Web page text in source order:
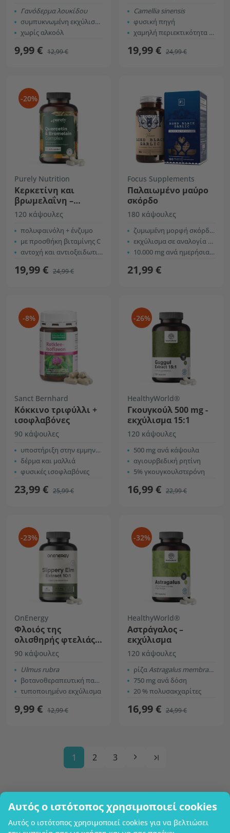
Αυτός ο ιστότοπος χρησιμοποιεί cookies
Αυτός ο ιστότοπος χρησιμοποιεί cookies για να βελτιώσει
Γανόδερμα λουκίδου
συμπυκνωμένη εκχύλιση 4:1
χωρίς αλκοόλ
9,99 € 12,99 €
Camellia sinensis
φυσική πηγή
χαμηλή περιεκτικότητα σε καφεΐνη
19,99 € 24,99 €
-20%
Purely Nutrition
Κερκετίνη και
βρωμελαΐνη –
σύμπλεγμα για το
ανοσοποιητικό
σύστημα
120 κάψουλες
πολυφαινόλη + ένζυμο
με προσθήκη βιταμίνης C
αντοχή και αντιοξειδωτική προστασία
19,99 € 24,99 €
Focus Supplements
Παλαιωμένο μαύρο
σκόρδο
180 κάψουλες
ζυμωμένη μορφή σκόρδου
εκχύλισμα σε αναλογία 100:1
10.000 mg ανά ημερήσια δόση
21,99 €
-8%
Sanct Bernhard
Κόκκινο τριφύλλι +
ισοφλαβόνες
90 κάψουλες
υποστήριξη στην εμμηνόπαυση
δέρμα και μαλλιά
φυσικές ισοφλαβόνες
23,99 € 25,99 €
-26%
HealthyWorld®
Γκουγκούλ 500 mg -
εκχύλισμα 15:1
120 κάψουλες
500 mg ανά κάψουλα
αγιουρβεδική ρητίνη
5% γκουγκουλστερόνη
16,99 € 22,99 €
-23%
OnEnergy
Φλοιός της
ολισθηρής φτελιάς –
εκχύλισμα 10:1
90 κάψουλες
Ulmus rubra
βοτανοθεραπευτική παράδοση
τυποποιημένο εκχύλισμα
9,99 € 12,99 €
-32%
HealthyWorld®
Αστράγαλος –
εκχύλισμα
120 κάψουλες
ρίζαAstragalus membranaceus
750 mg ανά δόση
20 % πολυσακχαρίτες
16,99 € 24,99 €
1 2 3
Επωνυμία επιχείρησης